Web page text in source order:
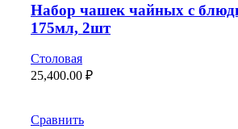
Набор чашек чайных с
175мл, 2шт
Столовая
25,400.00 ₽
Сравнить